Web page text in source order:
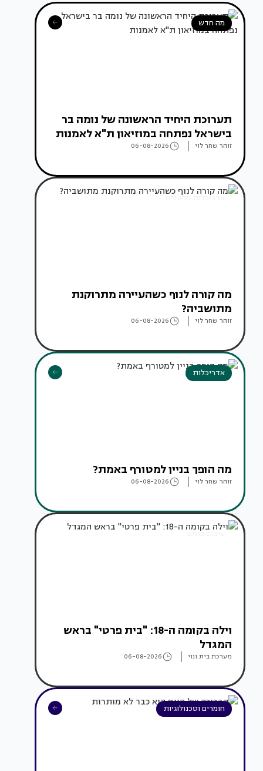
מה חדש
תערוכת היחיד הראשונה של נומה בר
בישראל נפתחה במוזיאון ת"א לאמנות
זוהר שחר לוי 06-08-2026
אדריכלות מהעולם
מה קורה לנוף כשהעיירה מתרוקנת
מתושביה?
זוהר שחר לוי 06-08-2026
אדריכלות
מה הופך בניין למטורף באמת?
זוהר שחר לוי 06-08-2026
עיצוב בתים
וילה בקומה ה-18: "בית פרטי" בראש
המגדל
מערכת בית ונוי 06-08-2026
חומרים וטכנולוגיות